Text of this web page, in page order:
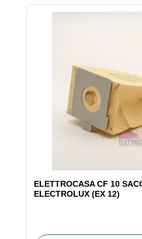
ELETTROCASA CF 10
ELECTROLUX (EX 12)